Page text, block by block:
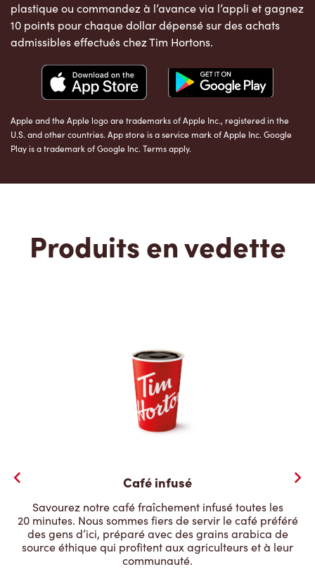
plastique ou commandez à l’avance via l’appli et gagnez
10 points pour chaque dollar dépensé sur des achats
admissibles effectués chez Tim Hortons.
Apple and the Apple logo are trademarks of Apple Inc., registered in the
U.S. and other countries. App store is a service mark of Apple Inc. Google
Play is a trademark of Google Inc. Terms apply.
Produits en vedette
Café infusé
Savourez notre café fraîchement infusé toutes les
20 minutes. Nous sommes fiers de servir le café préféré
des gens d’ici, préparé avec des grains arabica de
source éthique qui profitent aux agriculteurs et à leur
communauté.